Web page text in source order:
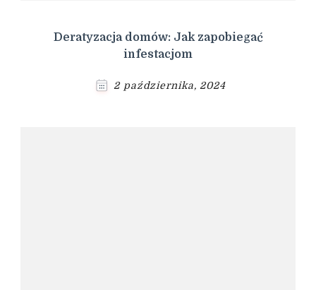
Deratyzacja domów: Jak zapobiegać
infestacjom
2 października, 2024